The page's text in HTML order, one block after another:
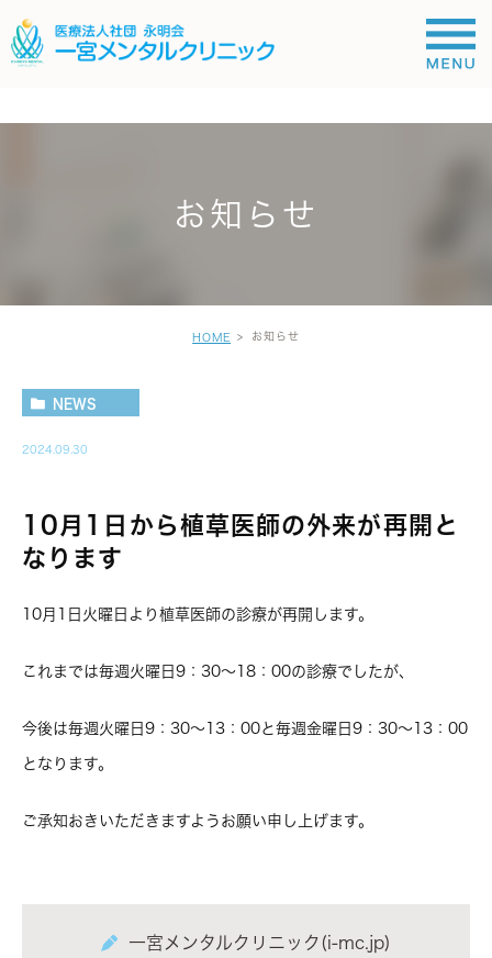
お知らせ
HOME お知らせ
NEWS
2024.09.30
10月1日から植草医師の外来が再開と
なります
10月1日火曜日より植草医師の診療が再開します。
これまでは毎週火曜日9：30～18：00の診療でしたが、
今後は毎週火曜日9：30～13：00と毎週金曜日9：30～13：00
となります。
ご承知おきいただきますようお願い申し上げます。
一宮メンタルクリニック(i-mc.jp)